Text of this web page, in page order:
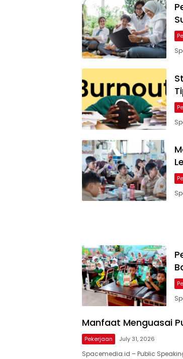
Manfaat Menguasai
Pekerjaan July 31, 2026
Spacemedia.id – Public